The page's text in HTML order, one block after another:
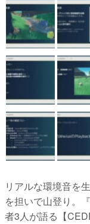
リアルな環境音を
を担いで山登り。
者3人が語る【